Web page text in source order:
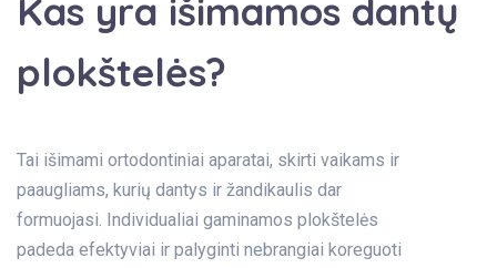
Kas yra išimamos dantų
plokštelės?
Tai išimami ortodontiniai aparatai, skirti vaikams ir
paaugliams, kurių dantys ir žandikaulis dar
formuojasi. Individualiai gaminamos plokštelės
padeda efektyviai ir palyginti nebrangiai koreguoti